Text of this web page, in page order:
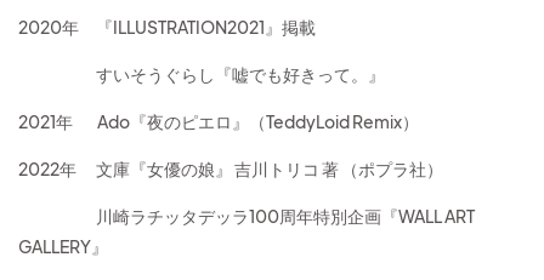
2020年 『ILLUSTRATION2021』掲載
すいそうぐらし『嘘でも好きって。』
2021年 Ado『夜のピエロ』（TeddyLoid Remix）
2022年 文庫『女優の娘』 吉川トリコ 著 （ポプラ社）
川崎ラチッタデッラ100周年特別企画『WALL ART
GALLERY』